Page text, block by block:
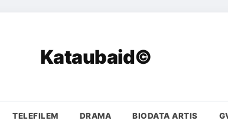
Kataubaid©
TELEFILEM DRAMA BIODATA ARTIS